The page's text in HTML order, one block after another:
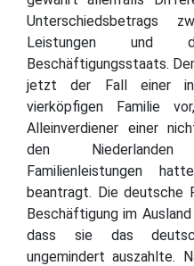
Unterschiedsbetrags
Leistungen und
Beschäftigungsstaats.
jetzt der Fall einer in
vierköpfigen Familie
Alleinverdiener einer
den Niederlanden
Familienleistungen
beantragt. Die deutsche
Beschäftigung im
dass sie das
ungemindert auszahlte.